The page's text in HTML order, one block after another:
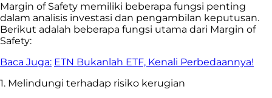
Margin of Safety memiliki beberapa fungsi penting
dalam analisis investasi dan pengambilan keputusan.
Berikut adalah beberapa fungsi utama dari Margin of
Safety:
Baca Juga: ETN Bukanlah ETF, Kenali Perbedaannya!
1. Melindungi terhadap risiko kerugian